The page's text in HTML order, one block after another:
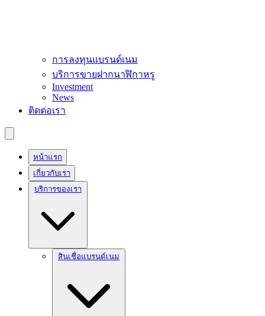
การลงทุนแบรนด์เนม
บริการขายฝากนาฬิกาหรู
Investment
News
ติดต่อเรา
หน้าแรก
เกี่ยวกับเรา
บริการของเรา
สินเชื่อแบรนด์เนม